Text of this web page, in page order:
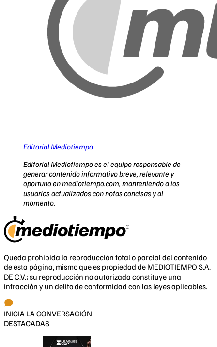
Editorial Mediotiempo
Editorial Mediotiempo es el equipo responsable de
generar contenido informativo breve, relevante y
oportuno en mediotiempo.com, manteniendo a los
usuarios actualizados con notas concisas y al
momento.
Queda prohibida la reproducción total o parcial del contenido
de esta página, mismo que es propiedad de MEDIOTIEMPO S.A.
DE C.V.; su reproducción no autorizada constituye una
infracción y un delito de conformidad con las leyes aplicables.
INICIA LA CONVERSACIÓN
DESTACADAS